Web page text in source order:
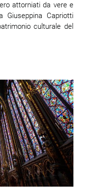
attorniati da vere e
Giuseppina Capriotti
culturale del